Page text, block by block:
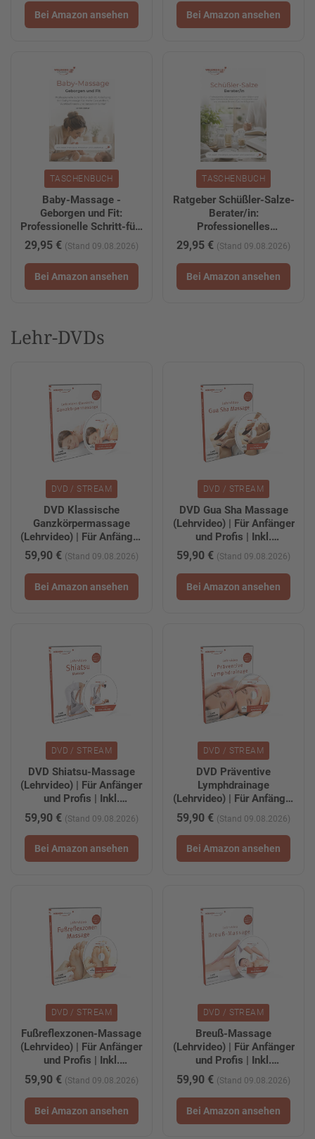
Download/Stream
(WellnessInPerfektion
Fachbücher)
Bei Amazon ansehen
Entspannung und Alltag
nutzen
(WellnessInPerfektion
Bei Amazon ansehen
TASCHENBUCH
Baby-Massage -
Geborgen und Fit:
Professionelle Schritt-für-
Schritt Anleitung der
Babymassage für mehr
Gesundheit, Wohlbefinden
und besseren Schlaf
(WellnessInPerfektion
29,95 € (Stand 09.08.2026)
Bei Amazon ansehen
TASCHENBUCH
Ratgeber Schüßler-Salze-
Berater/in:
Professionelles
Selbststudium mit vielen
Bildern & Tipps:
Motivierende Anleitung
für interessierte Laien &
... & Experten
29,95 € (Stand 09.08.2026)
Bei Amazon ansehen
Lehr-DVDs
DVD / STREAM
DVD Klassische
Ganzkörpermassage
(Lehrvideo) | Für Anfänger
und Profis | Inkl.
kostenloser
Tablet-/Smartphone-
Version zum Download
59,90 € (Stand 09.08.2026)
Bei Amazon ansehen
DVD / STREAM
DVD Gua Sha Massage
(Lehrvideo) | Für Anfänger
und Profis | Inkl.
kostenloser
Tablet-/Smartphone-
Version zum Download
59,90 € (Stand 09.08.2026)
Bei Amazon ansehen
DVD / STREAM
DVD Shiatsu-Massage
(Lehrvideo) | Für Anfänger
und Profis | Inkl.
kostenloser
Tablet-/Smartphone-
Version zum Download
59,90 € (Stand 09.08.2026)
Bei Amazon ansehen
DVD / STREAM
DVD Präventive
Lymphdrainage
(Lehrvideo) | Für Anfänger
und Profis | Inkl.
kostenloser
Tablet-/Smartphone-
Version zum Download
59,90 € (Stand 09.08.2026)
Bei Amazon ansehen
DVD / STREAM
Fußreflexzonen-Massage
(Lehrvideo) | Für Anfänger
und Profis | Inkl.
kostenloser
Tablet-/Smartphone-
Version zum Download
59,90 € (Stand 09.08.2026)
Bei Amazon ansehen
DVD / STREAM
Breuß-Massage
(Lehrvideo) | Für Anfänger
und Profis | Inkl.
kostenloser
Tablet-/Smartphone-
Version zum Download
59,90 € (Stand 09.08.2026)
Bei Amazon ansehen